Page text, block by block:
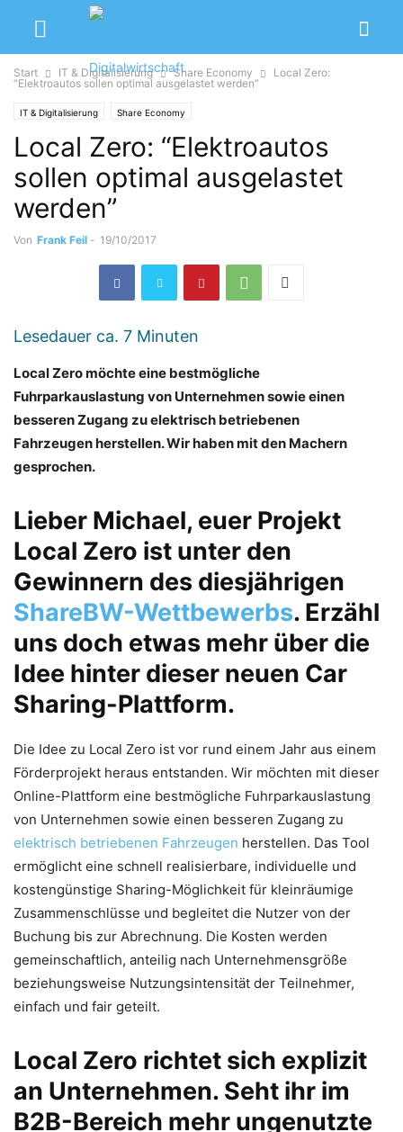
Start IT & Digitalisierung Share Economy
Local Zero:
“Elektroautos sollen optimal ausgelastet werden”
IT & Digitalisierung Share Economy
Local Zero: “Elektroautos
sollen optimal ausgelastet
werden”
Von Frank Feil - 19/10/2017
Lesedauer ca. 7 Minuten
Local Zero möchte eine bestmögliche
Fuhrparkauslastung von Unternehmen sowie einen
besseren Zugang zu elektrisch betriebenen
Fahrzeugen herstellen. Wir haben mit den Machern
gesprochen.
Lieber Michael, euer Projekt
Local Zero ist unter den
Gewinnern des diesjährigen
ShareBW-Wettbewerbs. Erzähl
uns doch etwas mehr über die
Idee hinter dieser neuen Car
Sharing-Plattform.
Die Idee zu Local Zero ist vor rund einem Jahr aus einem
Förderprojekt heraus entstanden. Wir möchten mit dieser
Online-Plattform eine bestmögliche Fuhrparkauslastung
von Unternehmen sowie einen besseren Zugang zu
elektrisch betriebenen Fahrzeugen herstellen. Das Tool
ermöglicht eine schnell realisierbare, individuelle und
kostengünstige Sharing-Möglichkeit für kleinräumige
Zusammenschlüsse und begleitet die Nutzer von der
Buchung bis zur Abrechnung. Die Kosten werden
gemeinschaftlich, anteilig nach Unternehmensgröße
beziehungsweise Nutzungsintensität der Teilnehmer,
einfach und fair geteilt.
Local Zero richtet sich explizit
an Unternehmen. Seht ihr im
B2B-Bereich mehr ungenutzte